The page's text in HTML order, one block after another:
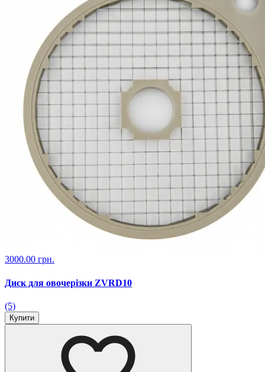
3000.00 грн.
Диск для овочерізки ZVRD10
(5)
Купити